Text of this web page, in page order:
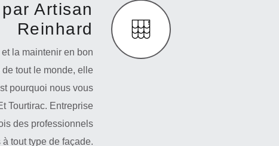
Artisan
Reinhard
la maintenir en bon
tout le monde, elle
pourquoi nous vous
Tourtirac. Entreprise
des professionnels
tout type de façade.